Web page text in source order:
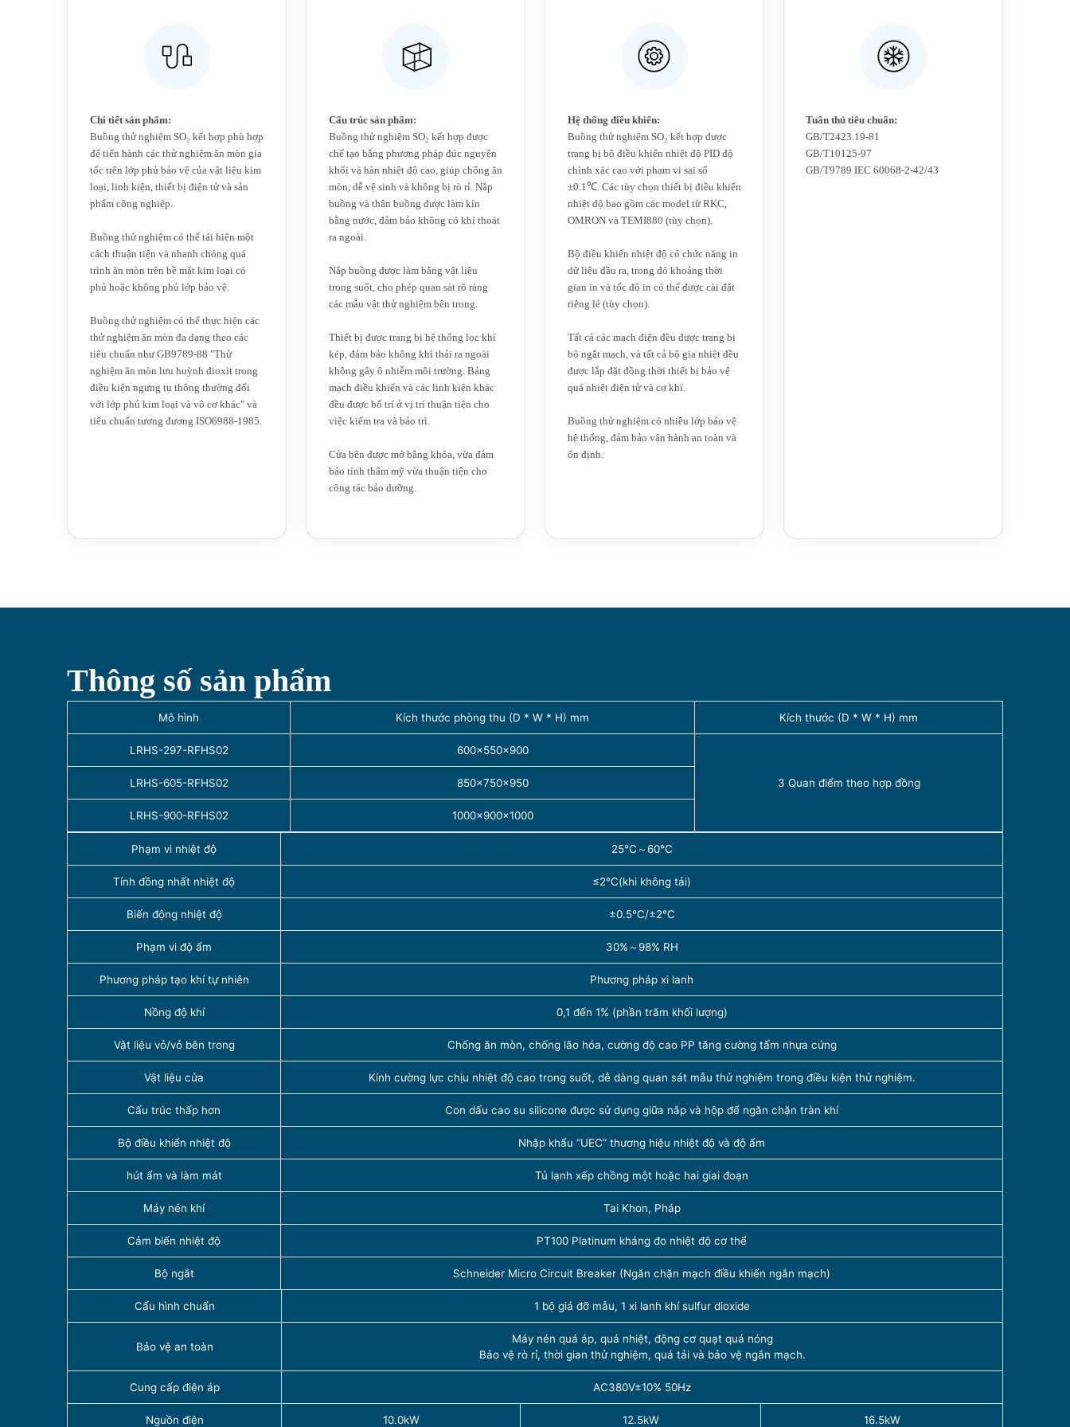
Chi tiết sản phẩm:
Buồng thử nghiệm SO₂ kết hợp‌ phù hợp
để tiến hành các thử nghiệm ăn mòn gia
tốc trên lớp phủ bảo vệ của vật liệu kim
loại, linh kiện, thiết bị điện tử và sản
phẩm công nghiệp.
Buồng thử nghiệm có thể tái hiện một
cách thuận tiện và nhanh chóng quá
trình ăn mòn trên bề mặt kim loại có
phủ hoặc không phủ lớp bảo vệ.
Buồng thử nghiệm có thể thực hiện các
thử nghiệm ăn mòn đa dạng theo các
tiêu chuẩn như GB9789-88 "Thử
nghiệm ăn mòn lưu huỳnh đioxit trong
điều kiện ngưng tụ thông thường đối
với lớp phủ kim loại và vô cơ khác" và
tiêu chuẩn tương đương ISO6988-1985.
‌‌‌Cấu trúc sản phẩm:
Buồng thử nghiệm SO₂ kết hợp được
chế tạo bằng phương pháp đúc nguyên
khối và hàn nhiệt độ cao, giúp chống ăn
mòn, dễ vệ sinh và không bị rò rỉ. Nắp
buồng và thân buồng được làm kín
bằng nước, đảm bảo không có khí thoát
ra ngoài.
Nắp buồng được làm bằng vật liệu
trong suốt, cho phép quan sát rõ ràng
các mẫu vật thử nghiệm bên trong.
Thiết bị được trang bị hệ thống lọc khí
kép, đảm bảo không khí thải ra ngoài
không gây ô nhiễm môi trường. Bảng
mạch điều khiển và các linh kiện khác
đều được bố trí ở vị trí thuận tiện cho
việc kiểm tra và bảo trì.
Cửa bên được mở bằng khóa, vừa đảm
bảo tính thẩm mỹ vừa thuận tiện cho
công tác bảo dưỡng.
‌Hệ thống điều khiển:
Buồng thử nghiệm SO₂ kết hợp được
trang bị bộ điều khiển nhiệt độ PID độ
chính xác cao với phạm vi sai số
±0.1℃. Các tùy chọn thiết bị điều khiển
nhiệt độ bao gồm các model từ RKC,
OMRON và TEMI880 (tùy chọn).
Bộ điều khiển nhiệt độ có chức năng in
dữ liệu đầu ra, trong đó khoảng thời
gian in và tốc độ in có thể được cài đặt
riêng lẻ (tùy chọn).
Tất cả các mạch điện đều được trang bị
bộ ngắt mạch, và tất cả bộ gia nhiệt đều
được lắp đặt đồng thời thiết bị bảo vệ
quá nhiệt điện tử và cơ khí.
Buồng thử nghiệm có nhiều lớp bảo vệ
hệ thống, đảm bảo vận hành an toàn và
ổn định.
Tuân thủ tiêu chuẩn:‌
GB/T2423.19-81
GB/T10125-97
GB/T9789 IEC 60068-2-42/43
Thông số sản phẩm
Mô hình Kích thước phòng thu (D * W * H) mm Kích thước (D * W * H) mm
LRHS-297-RFHS02 600×550×900
3 Quan điểm theo hợp đồng
LRHS-605-RFHS02 850×750×950
LRHS-900-RFHS02 1000×900×1000
Phạm vi nhiệt độ 25℃～60℃
Tính đồng nhất nhiệt độ ≤2℃(khi không tải)
Biến động nhiệt độ ±0.5℃/±2℃
Phạm vi độ ẩm 30%～98% RH
Phương pháp tạo khí tự nhiên Phương pháp xi lanh
Nồng độ khí 0,1 đến 1% (phần trăm khối lượng)
Vật liệu vỏ/vỏ bên trong Chống ăn mòn, chống lão hóa, cường độ cao PP tăng cường tấm nhựa cứng
Vật liệu cửa Kính cường lực chịu nhiệt độ cao trong suốt, dễ dàng quan sát mẫu thử nghiệm trong điều kiện thử nghiệm.
Cấu trúc thấp hơn Con dấu cao su silicone được sử dụng giữa nắp và hộp để ngăn chặn tràn khí
Bộ điều khiển nhiệt độ Nhập khẩu “UEC” thương hiệu nhiệt độ và độ ẩm
hút ẩm và làm mát Tủ lạnh xếp chồng một hoặc hai giai đoạn
Máy nén khí Tai Khon, Pháp
Cảm biến nhiệt độ PT100 Platinum kháng đo nhiệt độ cơ thể
Bộ ngắt Schneider Micro Circuit Breaker (Ngăn chặn mạch điều khiển ngắn mạch)
Cấu hình chuẩn 1 bộ giá đỡ mẫu, 1 xi lanh khí sulfur dioxide
Bảo vệ an toàn
Máy nén quá áp, quá nhiệt, động cơ quạt quá nóng
Bảo vệ rò rỉ, thời gian thử nghiệm, quá tải và bảo vệ ngắn mạch.
Cung cấp điện áp AC380V±10% 50Hz
Nguồn điện 10.0kW 12.5kW 16.5kW